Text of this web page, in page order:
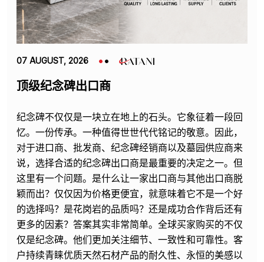
07 AUGUST, 2026
顶级纪念碑出口商
纪念碑不仅仅是一块立在地上的石头。它象征着一段回
忆。一份传承。一种值得世世代代铭记的敬意。因此，
对于进口商、批发商、纪念碑经销商以及墓园供应商来
说，选择合适的纪念碑出口商是最重要的决定之一。但
这里有一个问题。是什么让一家出口商与其他出口商脱
颖而出？仅仅因为价格更便宜，就意味着它不是一个好
的选择吗？是花岗岩的品质吗？还是成功合作背后还有
更多的因素？答案其实非常简单。全球买家购买的不仅
仅是纪念碑。他们更加关注细节、一致性和可靠性。客
户持续青睐优质天然石材产品的耐久性、永恒的美感以